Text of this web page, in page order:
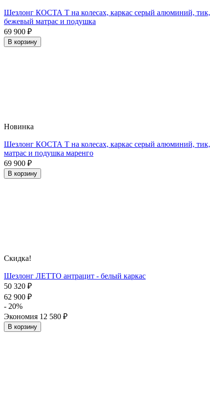
Шезлонг КОСТА Т на колесах, каркас серый алюминий, тик,
бежевый матрас и подушка
69 900 ₽
В корзину
Новинка
Шезлонг КОСТА Т на колесах, каркас серый алюминий, тик,
матрас и подушка маренго
69 900 ₽
В корзину
Скидка!
Шезлонг ЛЕТТО антрацит - белый каркас
50 320 ₽
62 900 ₽
- 20%
Экономия 12 580 ₽
В корзину